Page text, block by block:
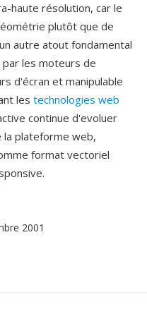
haute résolution, car le
plutôt que de
autre atout fondamental
les moteurs de
d'écran et manipulable
les technologies web
continue d'evoluer
la plateforme web,
format vectoriel
2001